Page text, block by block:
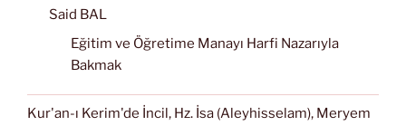
Said BAL
Eğitim ve Öğretime Manayı Harfi Nazarıyla
Bakmak
Kur'an-ı Kerim'de İncil, Hz. İsa (Aleyhisselam), Meryem